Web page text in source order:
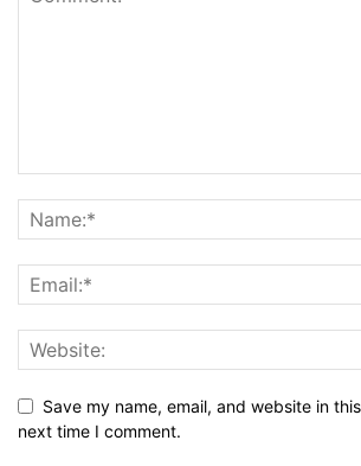
Save my name, email, and website in
next time I comment.